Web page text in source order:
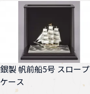
銀製 帆前船5号 スロープ
ケース